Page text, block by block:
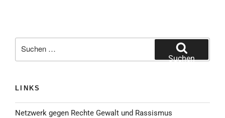
Suchen
LINKS
Netzwerk gegen Rechte Gewalt und Rassismus